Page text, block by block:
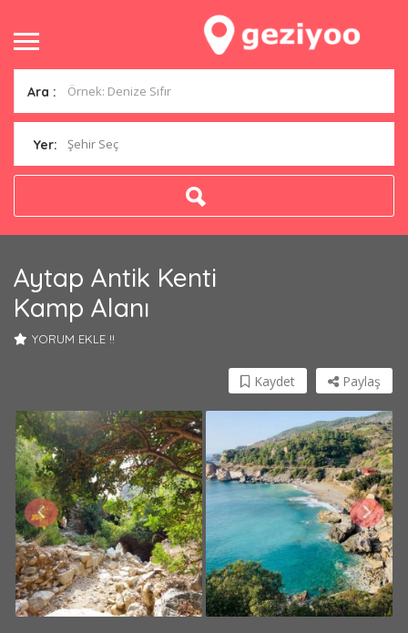
Ara :
Yer: Şehir Seç
Aytap Antik Kenti
Kamp Alanı
YORUM EKLE !!
Paylaş
Kaydet